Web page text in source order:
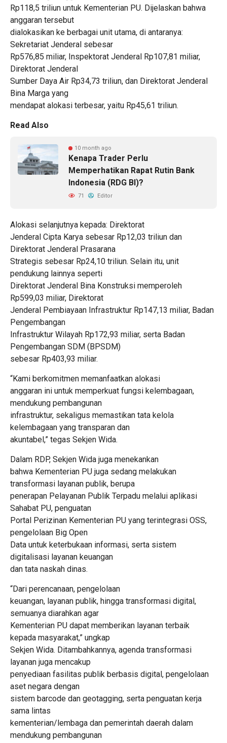
Rp118,5 triliun untuk Kementerian PU. Dijelaskan bahwa
anggaran tersebut
dialokasikan ke berbagai unit utama, di antaranya:
Sekretariat Jenderal sebesar
Rp576,85 miliar, Inspektorat Jenderal Rp107,81 miliar,
Direktorat Jenderal
Sumber Daya Air Rp34,73 triliun, dan Direktorat Jenderal
Bina Marga yang
mendapat alokasi terbesar, yaitu Rp45,61 triliun.
Read Also
10 month ago
Kenapa Trader Perlu
Memperhatikan Rapat Rutin Bank
Indonesia (RDG BI)?
71 Editor
Alokasi selanjutnya kepada: Direktorat
Jenderal Cipta Karya sebesar Rp12,03 triliun dan
Direktorat Jenderal Prasarana
Strategis sebesar Rp24,10 triliun. Selain itu, unit
pendukung lainnya seperti
Direktorat Jenderal Bina Konstruksi memperoleh
Rp599,03 miliar, Direktorat
Jenderal Pembiayaan Infrastruktur Rp147,13 miliar, Badan
Pengembangan
Infrastruktur Wilayah Rp172,93 miliar, serta Badan
Pengembangan SDM (BPSDM)
sebesar Rp403,93 miliar.
“Kami berkomitmen memanfaatkan alokasi
anggaran ini untuk memperkuat fungsi kelembagaan,
mendukung pembangunan
infrastruktur, sekaligus memastikan tata kelola
kelembagaan yang transparan dan
akuntabel,” tegas Sekjen Wida.
Dalam RDP, Sekjen Wida juga menekankan
bahwa Kementerian PU juga sedang melakukan
transformasi layanan publik, berupa
penerapan Pelayanan Publik Terpadu melalui aplikasi
Sahabat PU, penguatan
Portal Perizinan Kementerian PU yang terintegrasi OSS,
pengelolaan Big Open
Data untuk keterbukaan informasi, serta sistem
digitalisasi layanan keuangan
dan tata naskah dinas.
“Dari perencanaan, pengelolaan
keuangan, layanan publik, hingga transformasi digital,
semuanya diarahkan agar
Kementerian PU dapat memberikan layanan terbaik
kepada masyarakat,” ungkap
Sekjen Wida. Ditambahkannya, agenda transformasi
layanan juga mencakup
penyediaan fasilitas publik berbasis digital, pengelolaan
aset negara dengan
sistem barcode dan geotagging, serta penguatan kerja
sama lintas
kementerian/lembaga dan pemerintah daerah dalam
mendukung pembangunan